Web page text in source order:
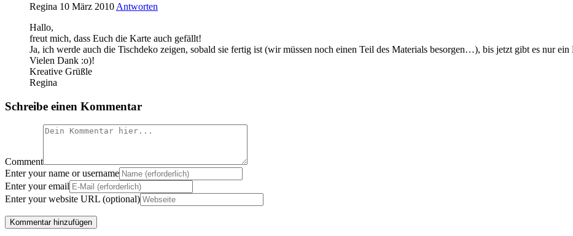
Regina 10 März 2010 Antworten
Hallo,
freut mich, dass Euch die Karte auch gefällt!
Ja, ich werde auch die Tischdeko zeigen, sobald sie fertig ist (wir müssen noch einen Teil des Materials besorgen…), bis jetzt gibt es nur ein
Vielen Dank :o)!
Kreative Grüßle
Regina
Schreibe einen Kommentar
Comment
Enter your name or username
Enter your email
Enter your website URL (optional)